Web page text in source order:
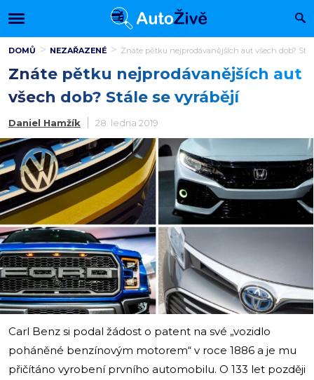
DOMŮ NEZAŘAZENÉ Znáte pětku nejprodávanějších aut všech dob?
Znáte pětku nejprodávanějších aut
všech dob? Stále se vyrábějí
Daniel Hamžík 28. ledna 2019
Carl Benz si podal žádost o patent na své „vozidlo
poháněné benzínovým motorem“ v roce 1886 a je mu
přičítáno vyrobení prvního automobilu. O 133 let později